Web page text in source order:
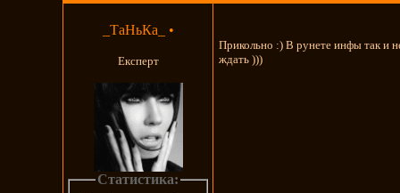
_ТаНьКа_ •
Експерт
Статистика:
Прикольно :) В рунете инфы так и
ждать )))